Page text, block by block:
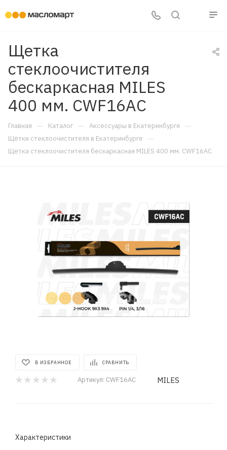
Щетка
стеклоочистителя
бескаркасная MILES
400 мм. CWF16AC
Главная — Каталог — Аксессуары в Екатеринбурге —
Щётки стеклоочистителя в Екатеринбурге —
Щетка стеклоочистителя бескаркасная MILES 400 мм. CWF16AC
В ИЗБРАННОЕ СРАВНИТЬ
Артикул: CWF16AC MILES
Характеристики